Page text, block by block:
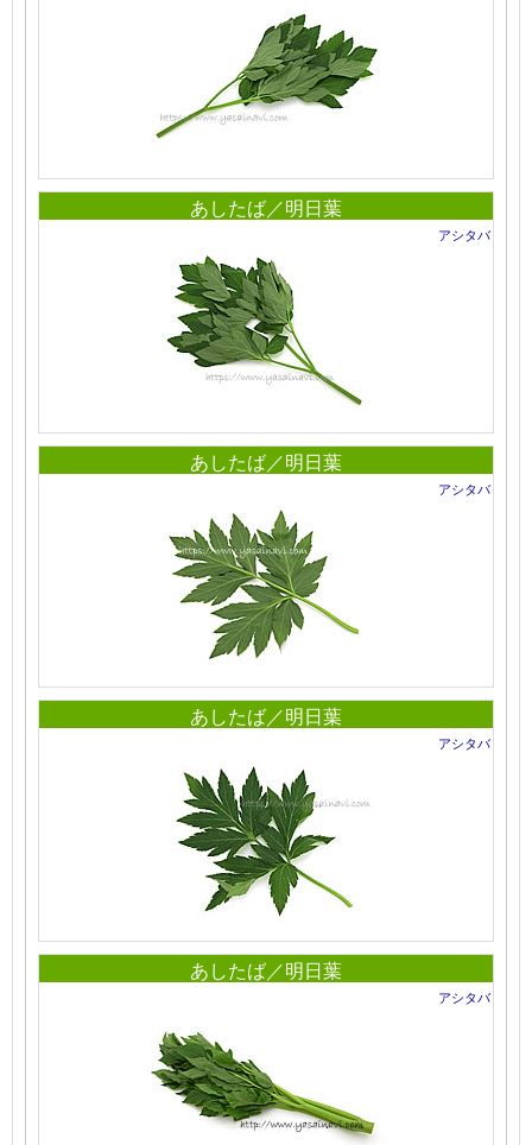
あしたば／明日葉
アシタバ
あしたば／明日葉
アシタバ
あしたば／明日葉
アシタバ
あしたば／明日葉
アシタバ